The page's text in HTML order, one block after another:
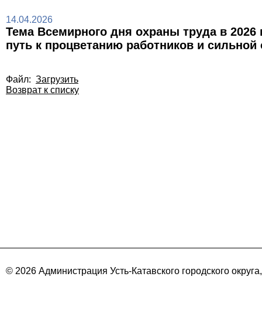
14.04.2026
Тема Всемирного дня охраны труда в 2026
путь к процветанию работников и сильной
Файл: Загрузить
Возврат к списку
© 2026 Администрация Усть-Катавского городского